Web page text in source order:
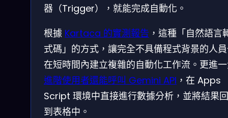
器（Trigger），就能完成自動化。
根據 Kartaca 的實測報告 ，這種「自然語言
式碼」的方式，讓完全不具備程式背景的人
在短時間內建立複雜的自動化工作流。更進
進階使用者還能呼叫 Gemini API ，在 Apps
Script 環境中直接進行數據分析，並將結果
到表格中。